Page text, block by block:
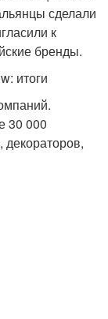
сделали
к
бренды.
итоги
30 000
декораторов,